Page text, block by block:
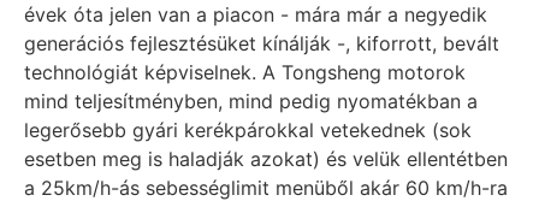
évek óta jelen van a piacon - mára már a negyedik
generációs fejlesztésüket kínálják -, kiforrott, bevált
technológiát képviselnek. A Tongsheng motorok
mind teljesítményben, mind pedig nyomatékban a
legerősebb gyári kerékpárokkal vetekednek (sok
esetben meg is haladják azokat) és velük ellentétben
a 25km/h-ás sebességlimit menüből akár 60 km/h-ra